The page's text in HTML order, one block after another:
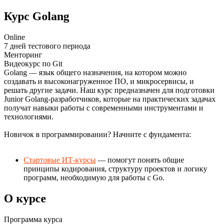
Курс Golang
Online
7 дней тестового периода
Менторинг
Видеокурс по Git
Golang — язык общего назначения, на котором можно
создавать и высоконагруженное ПО, и микросервисы, и
решать другие задачи. Наш курс предназначен для подготовки
Junior Golang-разработчиков, которые на практических задачах
получат навыки работы с современными инструментами и
технологиями.
Новичок в программировании? Начните с фундамента:
Стартовые ИТ-курсы — помогут понять общие
принципы кодирования, структуру проектов и логику
программ, необходимую для работы с Go.
О курсе
Программа курса